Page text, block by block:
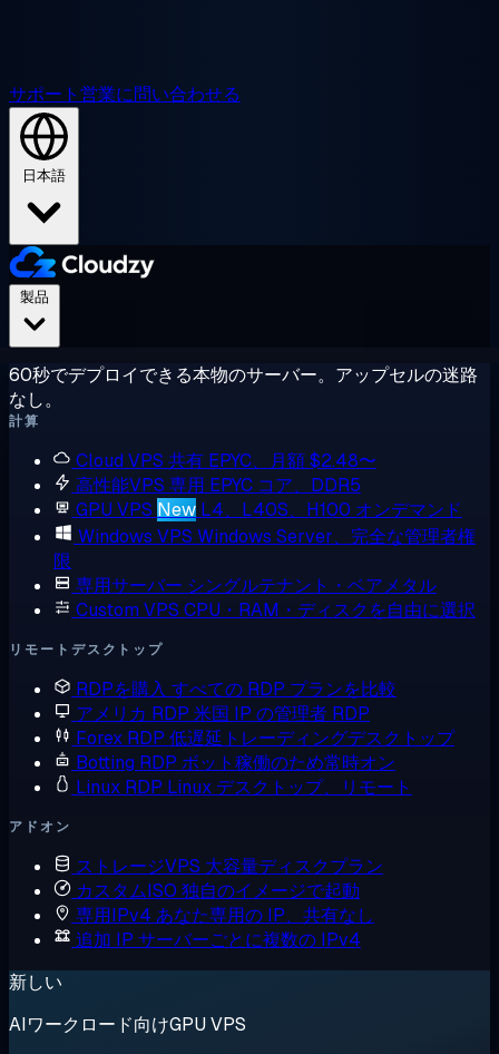
サポート営業に問い合わせる
日本語
60秒でデプロイできる本物のサーバー。アップセルの迷路
なし。
計算
Cloud VPS 共有 EPYC、月額 $2.48〜
高性能VPS 専用 EPYC コア、DDR5
GPU VPS New L4、L40S、H100 オンデマンド
Windows VPS Windows Server、完全な管理者権
限
専用サーバー シングルテナント・ベアメタル
Custom VPS CPU・RAM・ディスクを自由に選択
リモートデスクトップ
RDPを購入 すべての RDP プランを比較
アメリカ RDP 米国 IP の管理者 RDP
Forex RDP 低遅延トレーディングデスクトップ
Botting RDP ボット稼働のため常時オン
Linux RDP Linux デスクトップ、リモート
アドオン
ストレージVPS 大容量ディスクプラン
カスタムISO 独自のイメージで起動
専用IPv4 あなた専用の IP、共有なし
追加 IP サーバーごとに複数の IPv4
新しい
AIワークロード向けGPU VPS